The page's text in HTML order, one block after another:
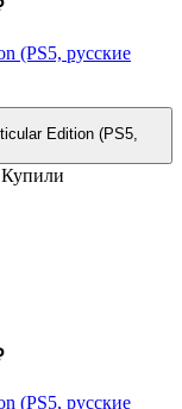
(PS5, русские
Edition (PS5,
Купили
(PS5, русские